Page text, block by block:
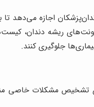
اجازه می‌دهد
ریشه دندان،
جلوگیری کنند.
تشخیص مشکلات خاصی